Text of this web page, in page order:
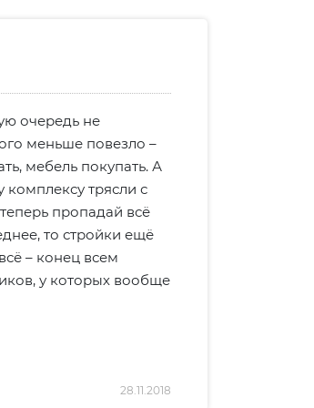
очередь не
меньше повезло –
мебель покупать. А
трясли с
пропадай всё
то стройки ещё
– конец всем
у которых вообще
28.11.2018